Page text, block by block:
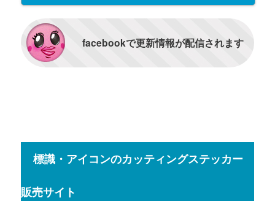
facebookで更新情報が配信されます
標識・アイコンのカッティングステッカー
販売サイト